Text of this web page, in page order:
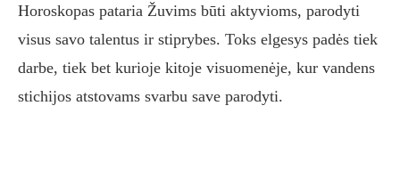
Horoskopas pataria Žuvims būti aktyvioms, parodyti
visus savo talentus ir stiprybes. Toks elgesys padės tiek
darbe, tiek bet kurioje kitoje visuomenėje, kur vandens
stichijos atstovams svarbu save parodyti.